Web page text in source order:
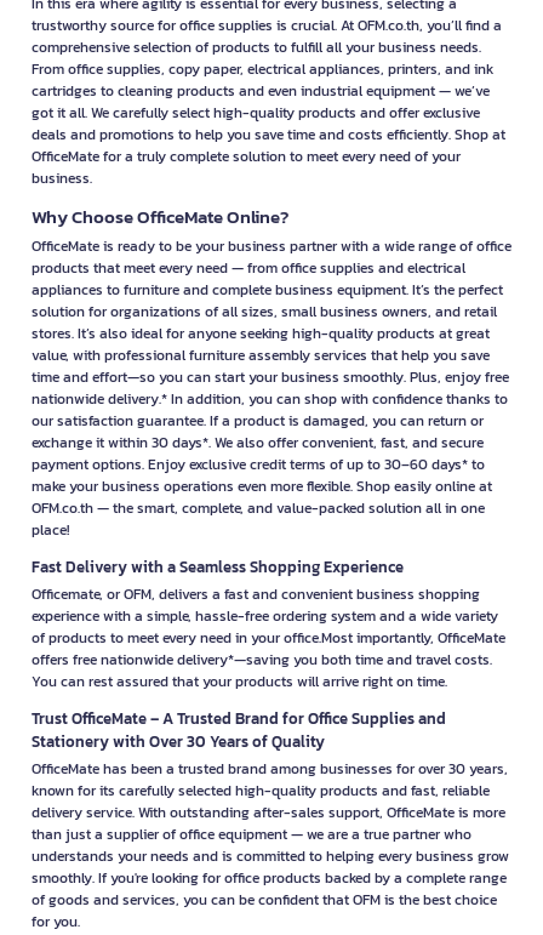
trustworthy source for office supplies is crucial. At OFM.co.th, you’ll find a
comprehensive selection of products to fulfill all your business needs.
From office supplies, copy paper, electrical appliances, printers, and ink
cartridges to cleaning products and even industrial equipment — we’ve
got it all. We carefully select high-quality products and offer exclusive
deals and promotions to help you save time and costs efficiently. Shop at
OfficeMate for a truly complete solution to meet every need of your
business.
Why Choose OfficeMate Online?
OfficeMate is ready to be your business partner with a wide range of office
products that meet every need — from office supplies and electrical
appliances to furniture and complete business equipment. It’s the perfect
solution for organizations of all sizes, small business owners, and retail
stores. It’s also ideal for anyone seeking high-quality products at great
value, with professional furniture assembly services that help you save
time and effort—so you can start your business smoothly. Plus, enjoy free
nationwide delivery.* In addition, you can shop with confidence thanks to
our satisfaction guarantee. If a product is damaged, you can return or
exchange it within 30 days*. We also offer convenient, fast, and secure
payment options. Enjoy exclusive credit terms of up to 30–60 days* to
make your business operations even more flexible. Shop easily online at
OFM.co.th — the smart, complete, and value-packed solution all in one
place!
Fast Delivery with a Seamless Shopping Experience
Officemate, or OFM, delivers a fast and convenient business shopping
experience with a simple, hassle-free ordering system and a wide variety
of products to meet every need in your office.Most importantly, OfficeMate
offers free nationwide delivery*—saving you both time and travel costs.
You can rest assured that your products will arrive right on time.
Trust OfficeMate – A Trusted Brand for Office Supplies and
Stationery with Over 30 Years of Quality
OfficeMate has been a trusted brand among businesses for over 30 years,
known for its carefully selected high-quality products and fast, reliable
delivery service. With outstanding after-sales support, OfficeMate is more
than just a supplier of office equipment — we are a true partner who
understands your needs and is committed to helping every business grow
smoothly. If you're looking for office products backed by a complete range
of goods and services, you can be confident that OFM is the best choice
for you.